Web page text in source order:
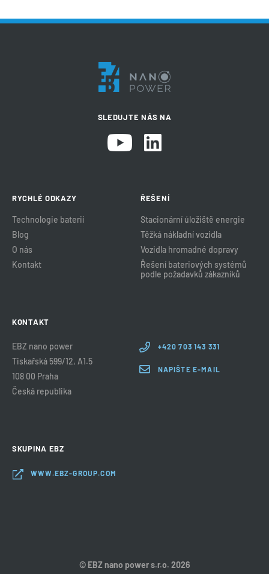
SLEDUJTE NÁS NA
RYCHLÉ ODKAZY
Technologie baterií
Blog
O nás
Kontakt
ŘEŠENÍ
Stacionární úložiště energie
Těžká nákladní vozidla
Vozidla hromadné dopravy
Řešení bateriových systémů
podle požadavků zákazníků
KONTAKT
EBZ nano power
Tiskařská 599/12, A1.5
108 00 Praha
Česká republika
+420 703 143 331
NAPIŠTE E-MAIL
SKUPINA EBZ
WWW.EBZ-GROUP.COM
© EBZ nano power s.r.o. 2026